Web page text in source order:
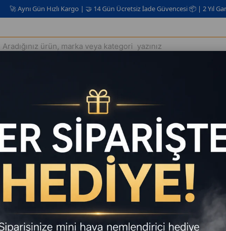
Aynı Gün Hızlı Kargo | 🤝 14 Gün Ücretsiz İade Güvencesi 📦 | 2 Yıl Garanti ✅